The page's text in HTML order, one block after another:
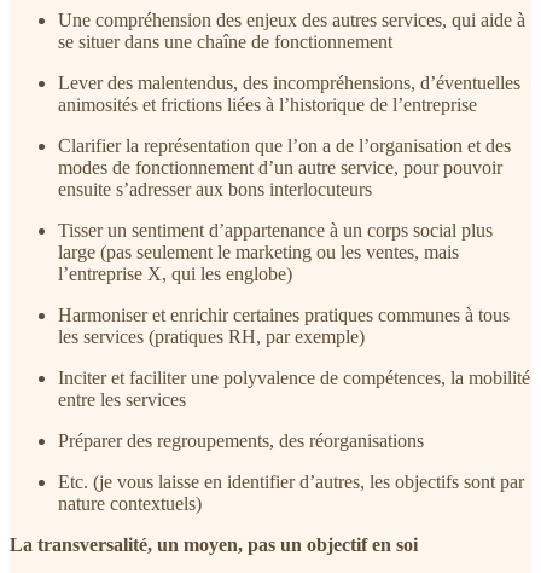
Une compréhension des enjeux des autres services, qui aide à
se situer dans une chaîne de fonctionnement
Lever des malentendus, des incompréhensions, d’éventuelles
animosités et frictions liées à l’historique de l’entreprise
Clarifier la représentation que l’on a de l’organisation et des
modes de fonctionnement d’un autre service, pour pouvoir
ensuite s’adresser aux bons interlocuteurs
Tisser un sentiment d’appartenance à un corps social plus
large (pas seulement le marketing ou les ventes, mais
l’entreprise X, qui les englobe)
Harmoniser et enrichir certaines pratiques communes à tous
les services (pratiques RH, par exemple)
Inciter et faciliter une polyvalence de compétences, la mobilité
entre les services
Préparer des regroupements, des réorganisations
Etc. (je vous laisse en identifier d’autres, les objectifs sont par
nature contextuels)
La transversalité, un moyen, pas un objectif en soi